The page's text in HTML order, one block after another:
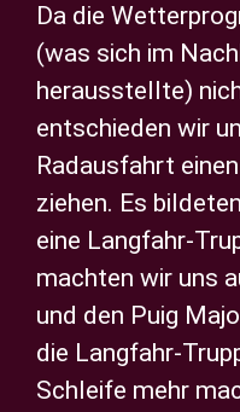
Da die
(was sich im
herausstellte)
entschieden wir
Radausfahrt
ziehen. Es
eine Langfahr-
machten wir uns
und den Puig
die Langfahr-
Schleife mehr